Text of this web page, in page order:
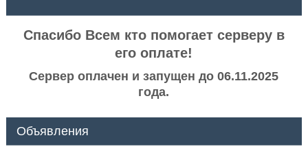
Спасибо Всем кто помогает серверу в
его оплате!
Сервер оплачен и запущен до 06.11.2025
года.
Объявления